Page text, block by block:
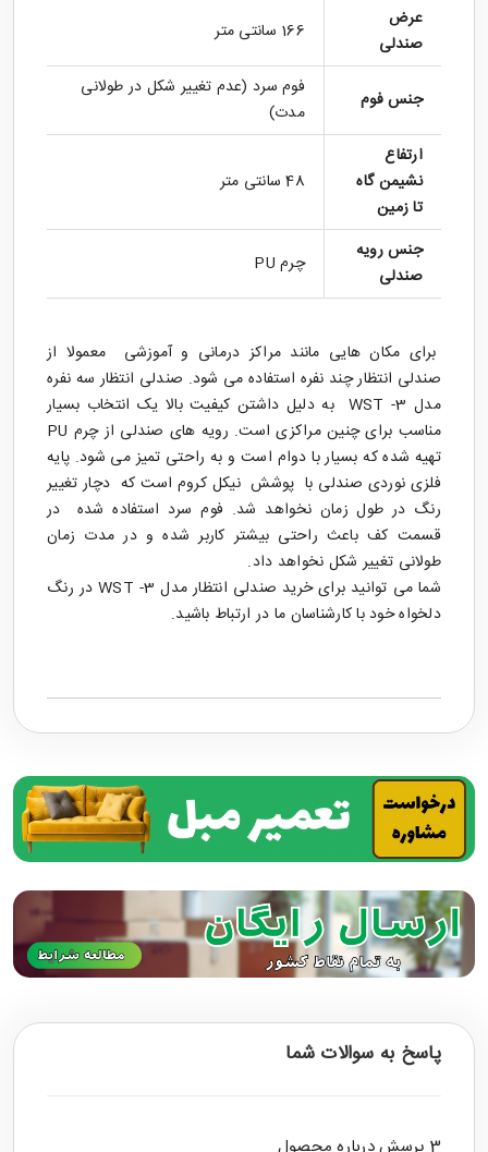
عرض
صندلی
166 سانتی متر
جنس فوم
فوم سرد (عدم تغییر شکل در طولانی
مدت)
ارتفاع
نشیمن گاه
تا زمین
48 سانتی متر
جنس رویه
صندلی
چرم PU
برای مکان هایی مانند مراکز درمانی و آموزشی معمولا از
صندلی انتظار چند نفره استفاده می شود. صندلی انتظار سه نفره
مدل WST -3 به دلیل داشتن کیفیت بالا یک انتخاب بسیار
مناسب برای چنین مراکزی است. رویه های صندلی از چرم PU
تهیه شده که بسیار با دوام است و به راحتی تمیز می شود. پایه
فلزی نوردی صندلی با پوشش نیکل کروم است که دچار تغییر
رنگ در طول زمان نخواهد شد. فوم سرد استفاده شده در
قسمت کف باعث راحتی بیشتر کاربر شده و در مدت زمان
طولانی تغییر شکل نخواهد داد.
شما می توانید برای خرید صندلی انتظار
مدل WST -3 در رنگ
دلخواه خود با کارشناسان ما در ارتباط باشید.
پاسخ به سوالات شما